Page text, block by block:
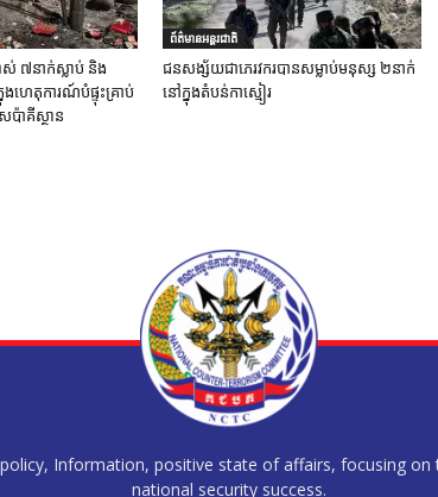
៧នាក់ស្លាប់ និង
ហេតុការណ៍បំផ្ទុះគ្រាប់
ប៉ាគីស្ថាន
ព័ត៌មានអន្តរជាតិ
ជនសង្ស័យជាភេរវករបានសម្លាប់មនុស្ស ២នាក់
នៅក្នុងតំបន់កាស្មៀរ
Information, positive state of affairs, focusing
national security success.